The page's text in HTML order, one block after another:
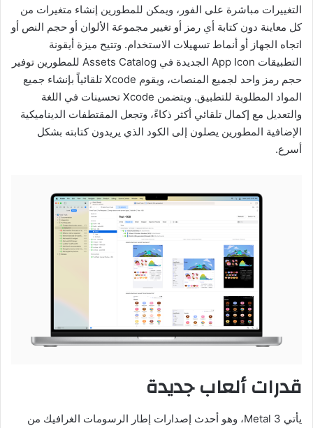
التغييرات مباشرة على الفور، ويمكن للمطورين إنشاء متغيرات من
كل معاينة دون كتابة أي رمز أو تغيير مجموعة الألوان أو حجم النص أو
اتجاه الجهاز أو أنماط تسهيلات الاستخدام. وتتيح ميزة أيقونة
التطبيقات App Icon الجديدة في Assets Catalog للمطورين توفير
حجم رمز واحد لجميع المنصات، ويقوم Xcode تلقائياً بإنشاء جميع
المواد المطلوبة للتطبيق. ويتضمن Xcode تحسينات في اللغة
والتعديل مع إكمال تلقائي أكثر ذكاءً، وتجعل المقتطفات الديناميكية
الإضافية المطورين يصلون إلى الكود الذي يريدون كتابته بشكل
أسرع.
قدرات ألعاب جديدة
يأتي Metal 3، وهو أحدث إصدارات إطار الرسومات الغرافيك من